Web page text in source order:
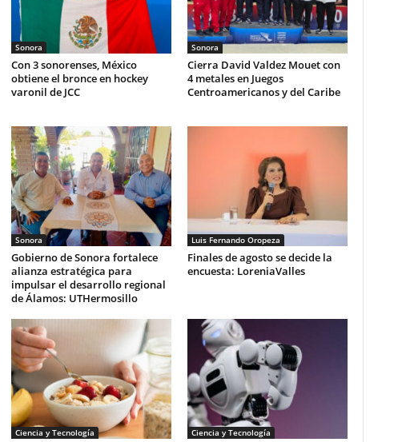
Sonora
Con 3 sonorenses, México
obtiene el bronce en hockey
varonil de JCC
Sonora
Cierra David Valdez Mouet con
4 metales en Juegos
Centroamericanos y del Caribe
Sonora
Gobierno de Sonora fortalece
alianza estratégica para
impulsar el desarrollo regional
de Álamos: UTHermosillo
Luis Fernando Oropeza
Finales de agosto se decide la
encuesta: LoreniaValles
Ciencia y Tecnología Ciencia y Tecnología